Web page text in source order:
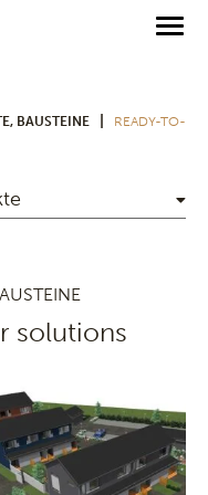
BAUSTEINE
READY-TO-
solutions